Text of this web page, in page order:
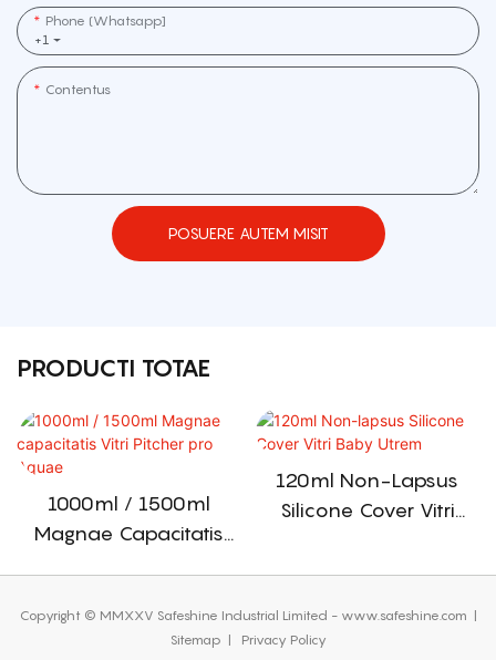
+1
Phone (whatsapp]
Contentus
POSUERE AUTEM MISIT
PRODUCTI TOTAE
1000ml / 1500ml
Magnae Capacitatis
120ml Non-Lapsus
Silicone Cover Vitri
Copyright © MMXXV Safeshine Industrial Limited - www.safeshine.com |
Sitemap | Privacy Policy